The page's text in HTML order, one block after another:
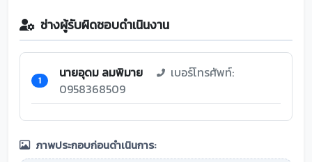
ช่างผู้รับผิดชอบดำเนินงาน
1 นายอุดม ลมพิมาย
เบอร์โทรศัพท์:
0958368509
ภาพประกอบก่อนดำเนินการ: